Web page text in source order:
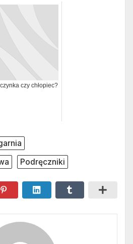
czy chłopiec?
Podręczniki